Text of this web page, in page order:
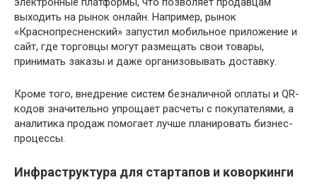
выходить на рынок онлайн. Например, рынок
«Краснопресненский» запустил мобильное приложение и
сайт, где торговцы могут размещать свои товары,
принимать заказы и даже организовывать доставку.
Кроме того, внедрение систем безналичной оплаты и QR-
кодов значительно упрощает расчеты с покупателями, а
аналитика продаж помогает лучше планировать бизнес-
процессы.
Инфраструктура для стартапов и коворкинги